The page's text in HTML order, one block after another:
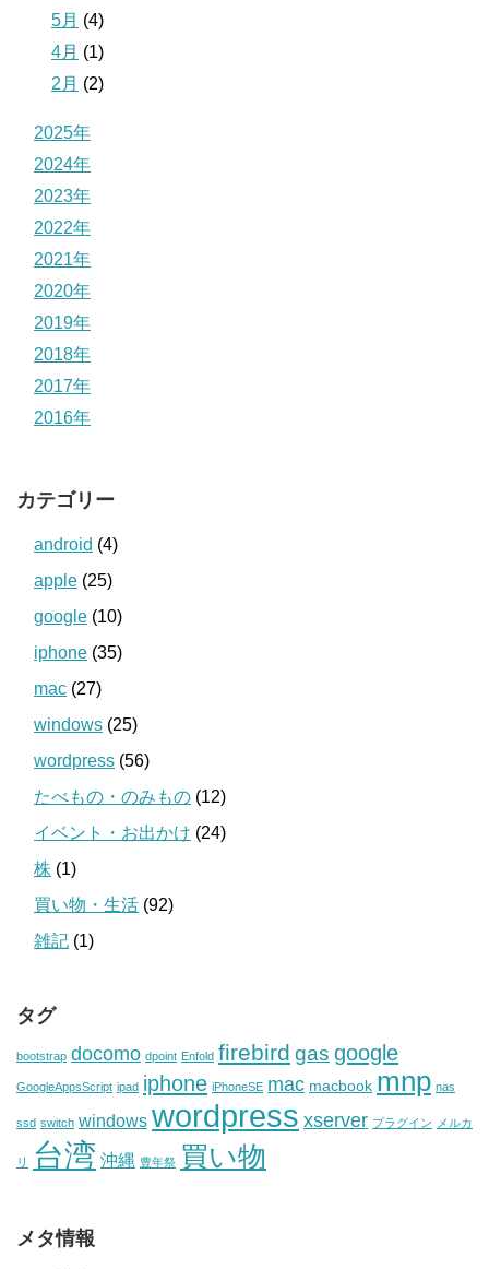
5月 (4)
4月 (1)
2月 (2)
2025年
2024年
2023年
2022年
2021年
2020年
2019年
2018年
2017年
2016年
カテゴリー
android (4)
apple (25)
google (10)
iphone (35)
mac (27)
windows (25)
wordpress (56)
たべもの・のみもの (12)
イベント・お出かけ (24)
株 (1)
買い物・生活 (92)
雑記 (1)
タグ
bootstrap docomo dpoint Enfold firebird gas google
GoogleAppsScript ipad iphone iPhoneSE mac macbook mnp nas
ssd switch windows wordpress xserver プラグイン メルカ
リ 台湾 沖縄 豊年祭 買い物
メタ情報